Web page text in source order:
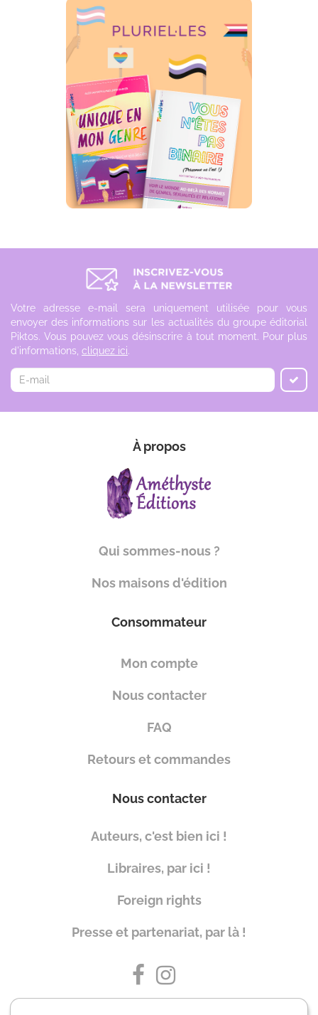
Votre adresse e-mail sera uniquement utilisée pour vous
envoyer des informations sur les actualités du groupe éditorial
Piktos. Vous pouvez vous désinscrire à tout moment. Pour plus
d'informations, cliquez ici.
À propos
Qui sommes-nous ?
Nos maisons d'édition
Consommateur
Mon compte
Nous contacter
FAQ
Retours et commandes
Nous contacter
Auteurs, c'est bien ici !
Libraires, par ici !
Foreign rights
Presse et partenariat, par là !